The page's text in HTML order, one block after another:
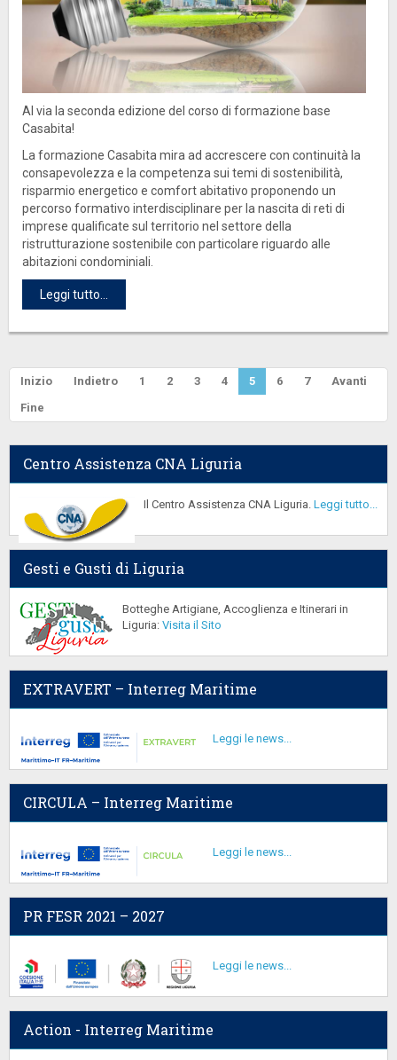
Al via la seconda edizione del corso di formazione base
Casabita!
La formazione Casabita mira ad accrescere con continuità la
consapevolezza e la competenza sui temi di sostenibilità,
risparmio energetico e comfort abitativo proponendo un
percorso formativo interdisciplinare per la nascita di reti di
imprese qualificate sul territorio nel settore della
ristrutturazione sostenibile con particolare riguardo alle
abitazioni condominiali.
Leggi tutto...
Inizio Indietro 1 2 3 4 5 6 7
Avanti
Fine
Centro Assistenza CNA Liguria
Il Centro Assistenza CNA Liguria. Leggi tutto...
Gesti e Gusti di Liguria
Botteghe Artigiane, Accoglienza e Itinerari in
Liguria: Visita il Sito
EXTRAVERT – Interreg Maritime
Leggi le news...
CIRCULA – Interreg Maritime
Leggi le news...
PR FESR 2021 – 2027
Leggi le news...
Action - Interreg Maritime